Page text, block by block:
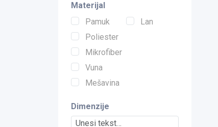
Materijal
Pamuk
Lan
Poliester
Mikrofiber
Vuna
Mešavina
Dimenzije